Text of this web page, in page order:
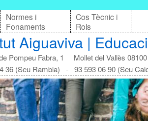
Normes i
Fonaments
Cos Tècnic i
Rols
Aiguaviva |
Pompeu Fabra, 1 Mollet del Vallès 08100
36 (Seu Rambla) - 93 593 06 90 (Seu